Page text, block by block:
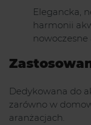
Elegancka,
harmonii
nowoczesne
Dedykowana do
zarówno w
aranżacjach.